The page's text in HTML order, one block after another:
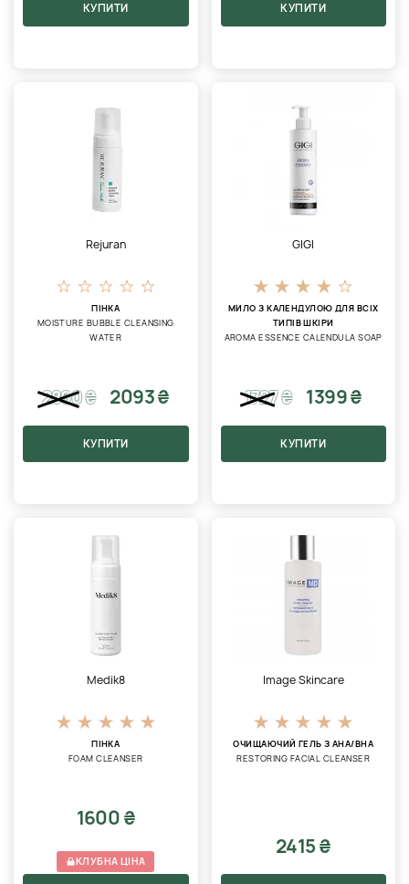
КУПИТИ КУПИТИ
Rejuran
ПІНКА
MOISTURE BUBBLE CLEANSING
WATER
2860₴ 2093 ₴
КУПИТИ
GIGI
МИЛО З КАЛЕНДУЛОЮ ДЛЯ ВСІХ
ТИПІВ ШКІРИ
AROMA ESSENCE CALENDULA SOAP
1727₴ 1399 ₴
КУПИТИ
Medik8
ПІНКА
FOAM CLEANSER
1600 ₴
КЛУБНА ЦІНА
Image Skincare
ОЧИЩАЮЧИЙ ГЕЛЬ З АНА/ВНА
RESTORING FACIAL CLEANSER
2415 ₴